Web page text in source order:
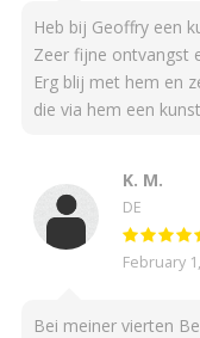
Heb bij Geoffry een
Zeer fijne ontvangst
Erg blij met hem en
die via hem een
K. M.
DE
February
Bei meiner vierten